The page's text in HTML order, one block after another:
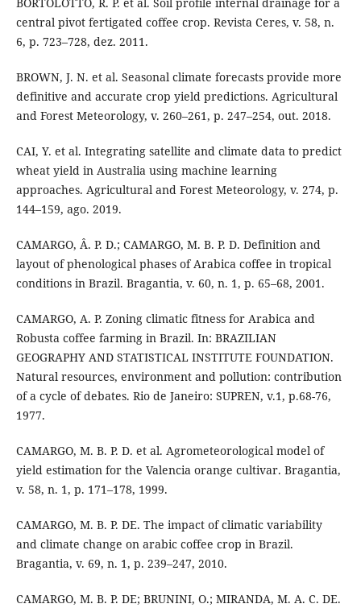
central pivot fertigated coffee crop. Revista Ceres, v. 58, n.
6, p. 723–728, dez. 2011.
BROWN, J. N. et al. Seasonal climate forecasts provide more
definitive and accurate crop yield predictions. Agricultural
and Forest Meteorology, v. 260–261, p. 247–254, out. 2018.
CAI, Y. et al. Integrating satellite and climate data to predict
wheat yield in Australia using machine learning
approaches. Agricultural and Forest Meteorology, v. 274, p.
144–159, ago. 2019.
CAMARGO, Â. P. D.; CAMARGO, M. B. P. D. Definition and
layout of phenological phases of Arabica coffee in tropical
conditions in Brazil. Bragantia, v. 60, n. 1, p. 65–68, 2001.
CAMARGO, A. P. Zoning climatic fitness for Arabica and
Robusta coffee farming in Brazil. In: BRAZILIAN
GEOGRAPHY AND STATISTICAL INSTITUTE FOUNDATION.
Natural resources, environment and pollution: contribution
of a cycle of debates. Rio de Janeiro: SUPREN, v.1, p.68-76,
1977.
CAMARGO, M. B. P. D. et al. Agrometeorological model of
yield estimation for the Valencia orange cultivar. Bragantia,
v. 58, n. 1, p. 171–178, 1999.
CAMARGO, M. B. P. DE. The impact of climatic variability
and climate change on arabic coffee crop in Brazil.
Bragantia, v. 69, n. 1, p. 239–247, 2010.
CAMARGO, M. B. P. DE; BRUNINI, O.; MIRANDA, M. A. C. DE.